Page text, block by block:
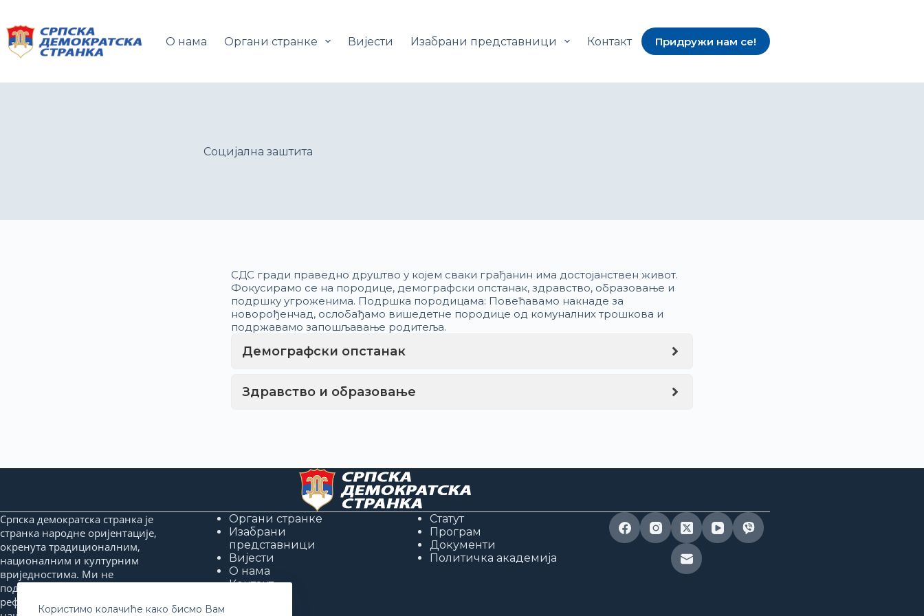
Користимо колачиће како бисмо Вам
О нама Органи странке Вијести Изабрани представници Контакт Придружи нам се!
Социјална заштита
СДС гради праведно друштво у којем сваки грађанин има достојанствен живот.
Фокусирамо се на породице, демографски опстанак, здравство, образовање и
подршку угроженима. Подршка породицама: Повећавамо накнаде за
новорођенчад, ослобађамо вишедетне породице од комуналних трошкова и
подржавамо запошљавање родитеља.
Демографски опстанак
Здравство и образовање
Српска демократска странка је
странка народне оријентације,
окренута традиционалним,
националним и културним
вриједностима. Ми не
подржавамо реформе ради
реформи, него реформе које ће
Органи странке
Изабрани
представници
Вијести
О нама
Контакт
Статут
Програм
Документи
Политичка академија